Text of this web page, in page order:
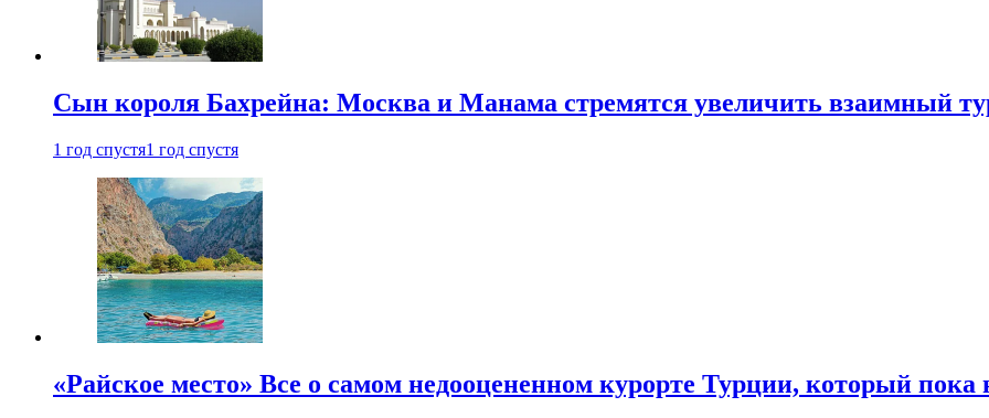
Сын короля Бахрейна: Москва и Манама стремятся увеличить взаимный
1 год спустя1 год спустя
«Райское место» Все о самом недооцененном курорте Турции, который пока